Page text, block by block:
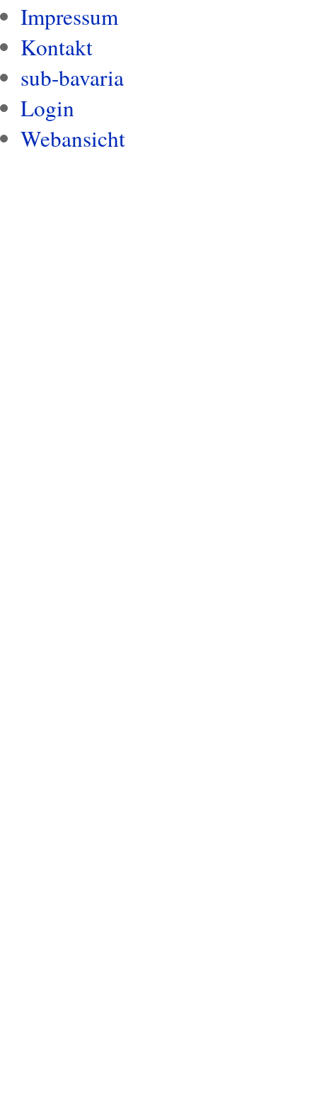
Impressum
Kontakt
sub-bavaria
Login
Webansicht